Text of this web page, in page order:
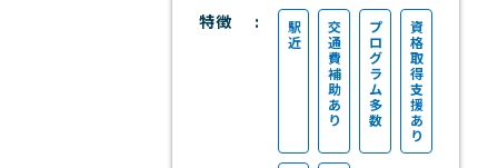
特徴
駅
近
交
通
費
補
助
あ
り
プ
ロ
グ
ラ
ム
多
数
資
格
取
得
支
援
あ
り